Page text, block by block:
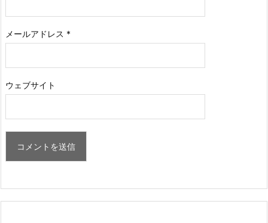
メールアドレス *
ウェブサイト